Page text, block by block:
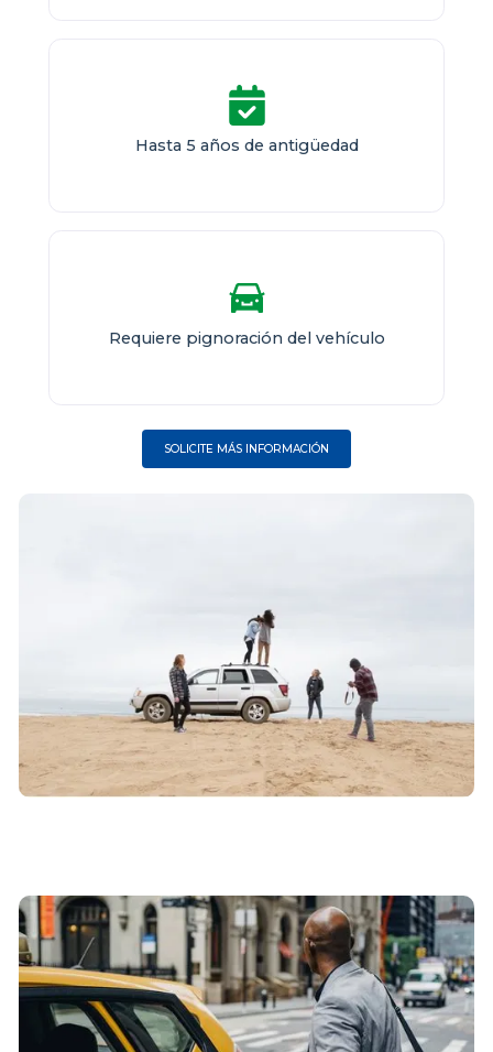
Hasta 5 años de antigüedad
Requiere pignoración del vehículo
SOLICITE MÁS INFORMACIÓN